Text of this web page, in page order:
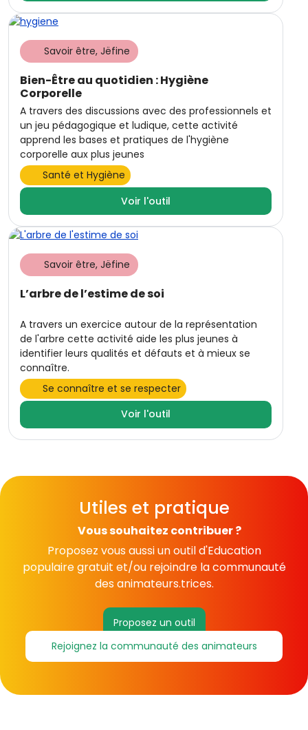
Savoir être, Jëfine
Santé et Hygiène
Bien-Être au quotidien : Hygiène
Corporelle
A travers des discussions avec des professionnels et
un jeu pédagogique et ludique, cette activité
apprend les bases et pratiques de l'hygiène
corporelle aux plus jeunes
Voir l'outil
Savoir être, Jëfine
Se connaître et se respecter
L’arbre de l’estime de soi
A travers un exercice autour de la représentation
de l'arbre cette activité aide les plus jeunes à
identifier leurs qualités et défauts et à mieux se
connaître.
Voir l'outil
Utiles et pratique
Vous souhaitez contribuer ?
Proposez vous aussi un outil d'Education
populaire gratuit et/ou rejoindre la communauté
des animateurs.trices.
Proposez un outil
Rejoignez la communauté des animateurs